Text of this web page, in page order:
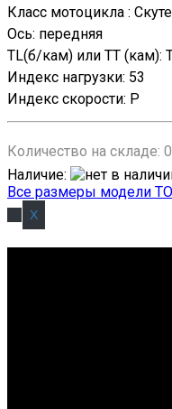
Класс мотоцикла :
Ось: передняя
TL(б/кам) или TT (кам):
Индекс нагрузки: 53
Индекс скорости: P
Количество на складе: 0
Наличие:
Все размеры модели